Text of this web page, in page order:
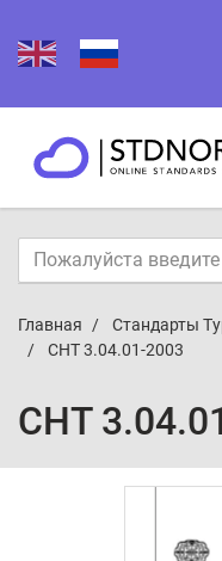
Главная Стандарты
СНТ 3.04.01-2003
СНТ